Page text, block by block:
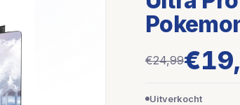
€24,99
Uitverkocht